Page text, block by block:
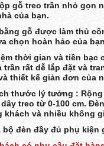
gỗ treo trần nhỏ gọn
của bạn.
gỗ được làm thủ
chọn hoàn hảo của
thời gian và tiền bạc
trần rất dễ lắp đặt và
thiết kế giản đơn của
thước lý tưởng : Rộng
treo từ 0-100 cm.
khách và nhiều không
bộ đèn đầy đủ phụ kiện